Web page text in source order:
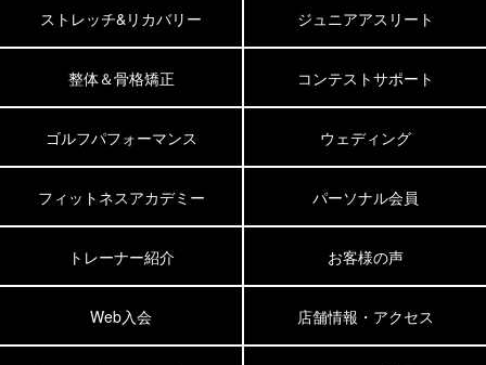
ストレッチ&リカバリー ジュニアアスリート
整体＆骨格矯正 コンテストサポート
ゴルフパフォーマンス ウェディング
フィットネスアカデミー パーソナル会員
トレーナー紹介 お客様の声
Web入会 店舗情報・アクセス